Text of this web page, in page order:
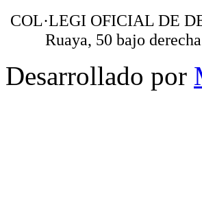
COL·LEGI OFICIAL DE
Ruaya, 50 bajo
Desarrollado por